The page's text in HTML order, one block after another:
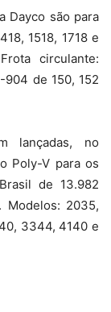
Dayco são para
1518, 1718 e
circulante:
904 de 150, 152
lançadas, no
Poly-V para os
de 13.982
Modelos: 2035,
3344, 4140 e